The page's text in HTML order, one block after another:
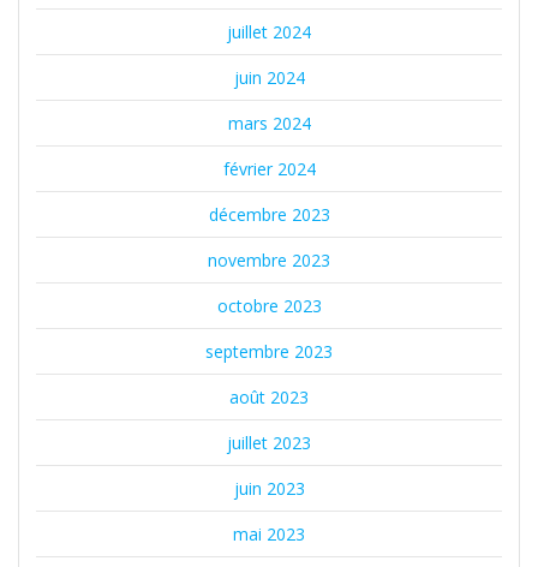
juillet 2024
juin 2024
mars 2024
février 2024
décembre 2023
novembre 2023
octobre 2023
septembre 2023
août 2023
juillet 2023
juin 2023
mai 2023